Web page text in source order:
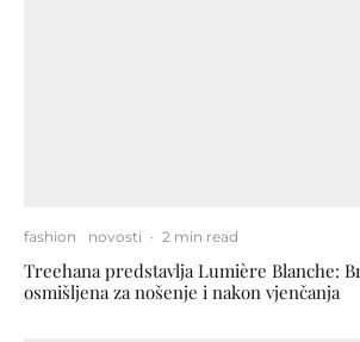
fashion novosti · 2 min read
Treehana predstavlja Lumière Blanche:
osmišljena za nošenje i nakon vjenčanja